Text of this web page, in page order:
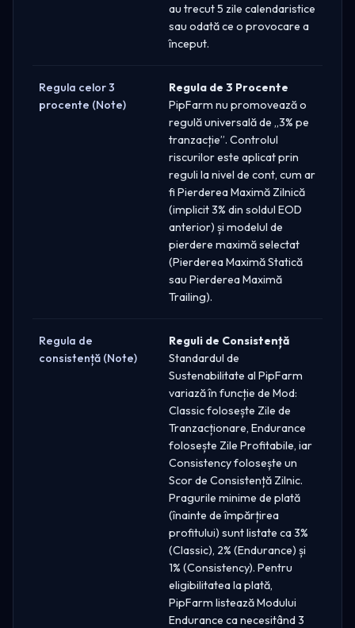
au trecut 5 zile calendaristice
sau odată ce o provocare a
început.
Regula celor 3
procente (Note)
Regula de 3 Procente
PipFarm nu promovează o
regulă universală de „3% pe
tranzacție”. Controlul
riscurilor este aplicat prin
reguli la nivel de cont, cum ar
fi Pierderea Maximă Zilnică
(implicit 3% din soldul EOD
anterior) și modelul de
pierdere maximă selectat
(Pierderea Maximă Statică
sau Pierderea Maximă
Trailing).
Regula de
consistență (Note)
Reguli de Consistență
Standardul de
Sustenabilitate al PipFarm
variază în funcție de Mod:
Classic folosește Zile de
Tranzacționare, Endurance
folosește Zile Profitabile, iar
Consistency folosește un
Scor de Consistență Zilnic.
Pragurile minime de plată
(înainte de împărțirea
profitului) sunt listate ca 3%
(Classic), 2% (Endurance) și
1% (Consistency). Pentru
eligibilitatea la plată,
PipFarm listează Modului
Endurance ca necesitând 3